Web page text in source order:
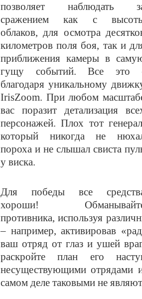
позволяет наблюдать
сражением как с
облаков, для осмотра
километров поля боя, так и
приближения камеры в
гущу событий. Все это
благодаря уникальному
IrisZoom. При любом
вас поразит детализация
персонажей. Плох тот
который никогда не
пороха и не слышал свиста
у виска.
Для победы все
хороши!
противника, используя
– например, активировав
ваш отряд от глаз и ушей
раскройте план его
несуществующими отрядами
самом деле таковыми не